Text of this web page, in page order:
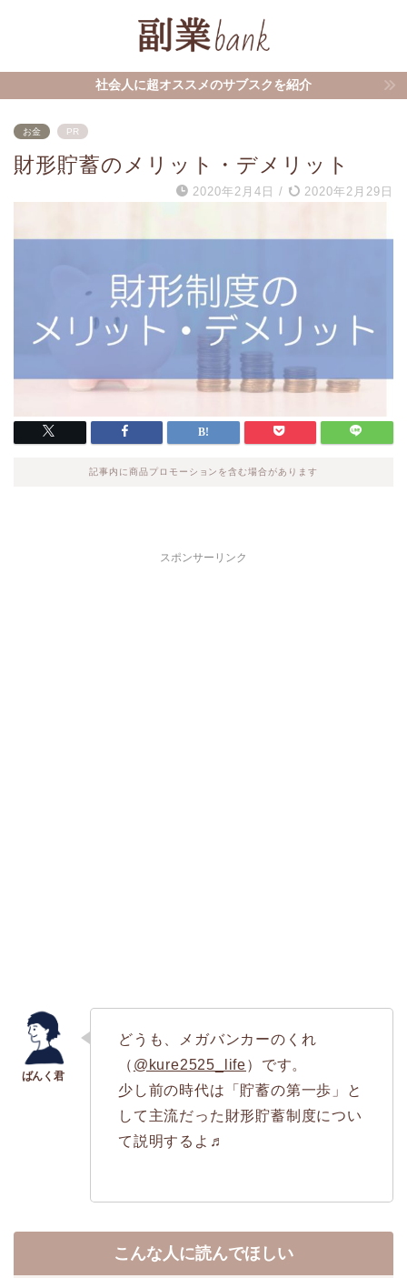
社会人に超オススメのサブスクを紹介
お金 PR
財形貯蓄のメリット・デメリット
2020年2月4日 / 2020年2月29日
記事内に商品プロモーションを含む場合があります
スポンサーリンク
どうも、メガバンカーのくれ
（ @kure2525_life）です。
少し前の時代は「貯蓄の第一歩」と
して主流だった財形貯蓄制度につい
て説明するよ♬
こんな人に読んでほしい